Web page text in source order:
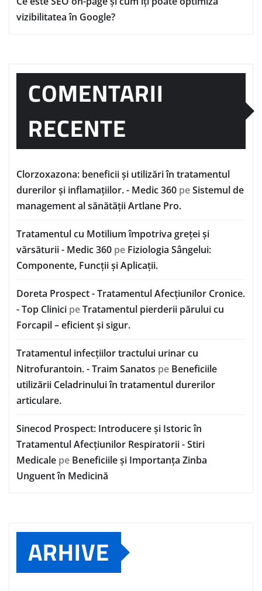
vizibilitatea în Google?
COMENTARII
RECENTE
Clorzoxazona: beneficii și utilizări în tratamentul
durerilor și inflamațiilor. - Medic 360 peSistemul de
management al sănătății Artlane Pro.
Tratamentul cu Motilium împotriva greței și
vărsăturii - Medic 360 pe Fiziologia Sângelui:
Componente, Funcții și Aplicații.
Doreta Prospect - Tratamentul Afecțiunilor Cronice.
- Top Clinici peTratamentul pierderii părului cu
Forcapil – eficient și sigur.
Tratamentul infecțiilor tractului urinar cu
Nitrofurantoin. - Traim Sanatos pe Beneficiile
utilizării Celadrinului în tratamentul durerilor
articulare.
Sinecod Prospect: Introducere și Istoric în
Tratamentul Afecțiunilor Respiratorii - Stiri
Medicale pe Beneficiile și Importanța Zinba
Unguent în Medicină
ARHIVE